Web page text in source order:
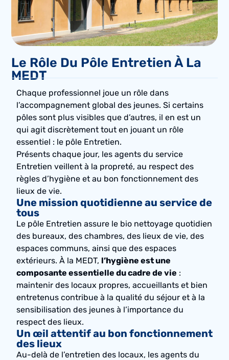
Le Rôle Du Pôle Entretien À La
MEDT
Chaque professionnel joue un rôle dans
l’accompagnement global des jeunes. Si certains
pôles sont plus visibles que d’autres, il en est un
qui agit discrètement tout en jouant un rôle
essentiel : le pôle Entretien.
Présents chaque jour, les agents du service
Entretien veillent à la propreté, au respect des
règles d’hygiène et au bon fonctionnement des
lieux de vie.
Une mission quotidienne au service de
tous
Le pôle Entretien assure le bio nettoyage quotidien
des bureaux, des chambres, des lieux de vie, des
espaces communs, ainsi que des espaces
extérieurs. À la MEDT, l’hygiène est une
composante essentielle du cadre de vie :
maintenir des locaux propres, accueillants et bien
entretenus contribue à la qualité du séjour et à la
sensibilisation des jeunes à l’importance du
respect des lieux.
Un œil attentif au bon fonctionnement
des lieux
Au-delà de l’entretien des locaux, les agents du